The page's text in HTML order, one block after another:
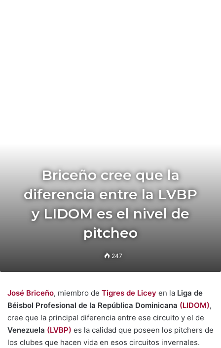
Briceño cree que la
diferencia entre la LVBP
y LIDOM es el nivel de
pitcheo
247
José Briceño, miembro de Tigres de Licey en la Liga de
Béisbol Profesional de la República Dominicana (LIDOM),
cree que la principal diferencia entre ese circuito y el de
Venezuela (LVBP) es la calidad que poseen los pítchers de
los clubes que hacen vida en esos circuitos invernales.